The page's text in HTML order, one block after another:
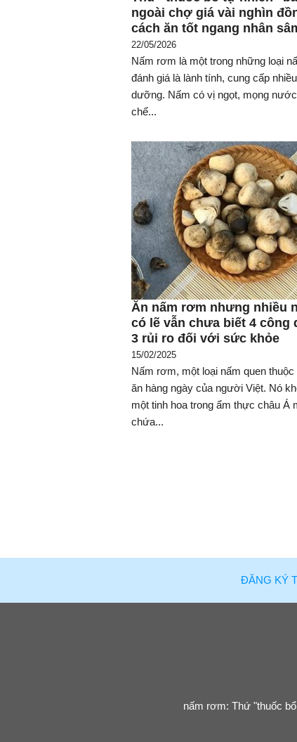
ngoài chợ giá vài nghìn
cách ăn tốt ngang nhân
22/05/2026
Nấm rơm là một trong những loại
đánh giá là lành tính, cung cấp
dưỡng. Nấm có vị ngọt, mọng
chế...
Ăn nấm rơm nhưng nhiều
có lẽ vẫn chưa biết 4 công
3 rủi ro đối với sức khỏe
15/02/2025
Nấm rơm, một loại nấm quen
ăn hàng ngày của người Việt. Nó
một tinh hoa trong ẩm thực châu Á
chứa...
ĐĂNG KÝ
nấm rơm: Thứ "thuốc